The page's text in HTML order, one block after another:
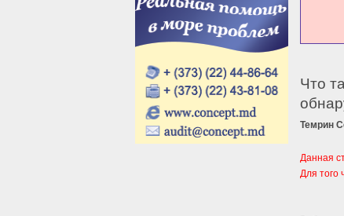
Что
Темрин
Данная
Для того